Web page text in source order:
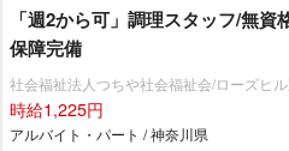
「週2から可」調理スタッフ/無
保障完備
社会福祉法人つちや社会福祉会/ローズヒ
時給1,225円
アルバイト・パート / 神奈川県